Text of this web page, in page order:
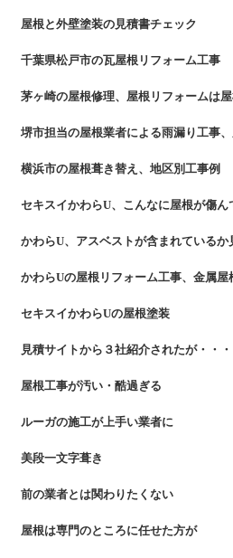
屋根と外壁塗装の見積書チェック
千葉県松戸市の瓦屋根リフォーム工事
茅ヶ崎の屋根修理、屋根リフォームは
堺市担当の屋根業者による雨漏り工事
横浜市の屋根葺き替え、地区別工事例
セキスイかわらU、こんなに屋根が傷ん
かわらU、アスベストが含まれているか
かわらUの屋根リフォーム工事、金属屋
セキスイかわらUの屋根塗装
見積サイトから３社紹介されたが・・・
屋根工事が汚い・酷過ぎる
ルーガの施工が上手い業者に
美段一文字葺き
前の業者とは関わりたくない
屋根は専門のところに任せた方が